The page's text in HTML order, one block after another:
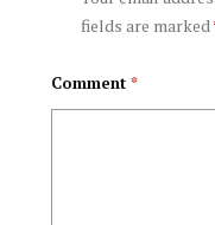
fields are marked
Comment *